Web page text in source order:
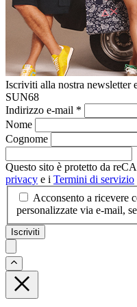
Iscriviti alla nostra newsletter
SUN68
Indirizzo e-mail *
Nome
Cognome
Questo sito è protetto da
privacy e i Termini di servizio
Acconsento a ricevere
personalizzate via e-mail,
Iscriviti